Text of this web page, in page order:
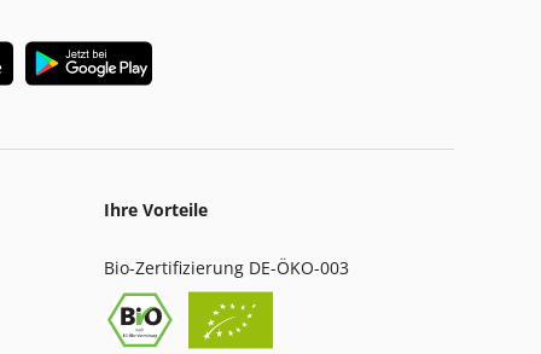
Ihre Vorteile
Bio-Zertifizierung DE-ÖKO-003